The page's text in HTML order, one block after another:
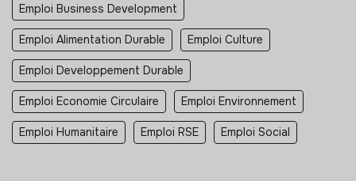
Emploi Business Development
Emploi Alimentation Durable Emploi Culture
Emploi Developpement Durable
Emploi Economie Circulaire Emploi Environnement
Emploi Humanitaire Emploi RSE Emploi Social